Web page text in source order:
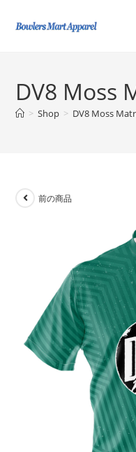
DV8 Moss
> Shop > DV8 Moss
前の商品